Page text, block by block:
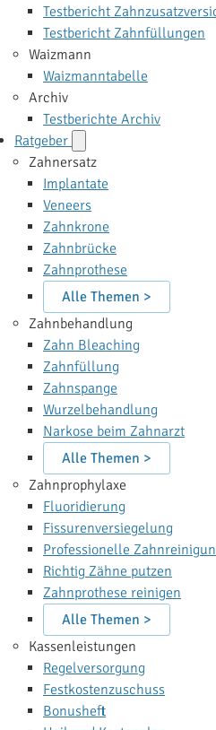
Testbericht
Testbericht Zahnfüllungen
Waizmann
Waizmanntabelle
Archiv
Testberichte Archiv
Ratgeber
Zahnersatz
Implantate
Veneers
Zahnkrone
Zahnbrücke
Zahnprothese
Alle Themen >
Zahnbehandlung
Zahn Bleaching
Zahnfüllung
Zahnspange
Wurzelbehandlung
Narkose beim Zahnarzt
Alle Themen >
Zahnprophylaxe
Fluoridierung
Fissurenversiegelung
Professionelle
Richtig Zähne putzen
Zahnprothese reinigen
Alle Themen >
Kassenleistungen
Regelversorgung
Festkostenzuschuss
Bonusheft